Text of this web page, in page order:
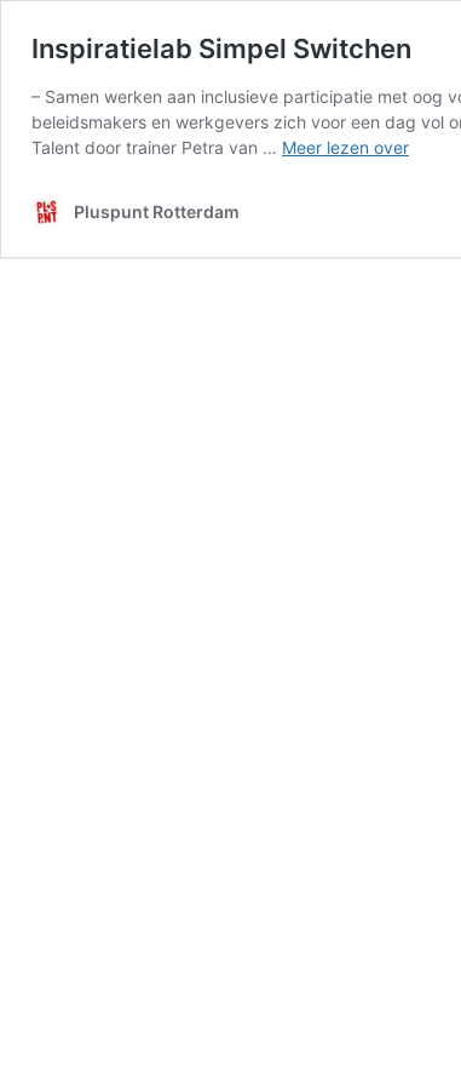
Inspiratielab Simpel Switchen
– Samen werken aan inclusieve participatie met oog
beleidsmakers en werkgevers zich voor een dag vol
Talent door trainer Petra van … Meer lezen over
Pluspunt Rotterdam